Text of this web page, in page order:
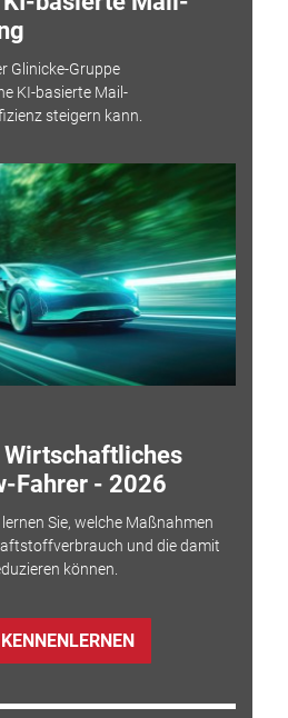
Glinicke-Gruppe
KI-basierte Mail-
steigern kann.
Wirtschaftliches
Fahrer - 2026
Sie, welche Maßnahmen
und die damit
können.